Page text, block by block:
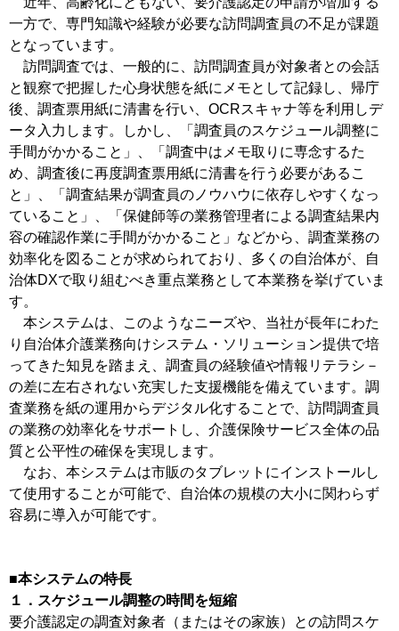
一方で、専門知識や経験が必要な訪問調査員の不足が課題
となっています。
訪問調査では、一般的に、訪問調査員が対象者との会話
と観察で把握した心身状態を紙にメモとして記録し、帰庁
後、調査票用紙に清書を行い、OCRスキャナ等を利用しデ
ータ入力します。しかし、「調査員のスケジュール調整に
手間がかかること」、「調査中はメモ取りに専念するた
め、調査後に再度調査票用紙に清書を行う必要があるこ
と」、「調査結果が調査員のノウハウに依存しやすくなっ
ていること」、「保健師等の業務管理者による調査結果内
容の確認作業に手間がかかること」などから、調査業務の
効率化を図ることが求められており、多くの自治体が、自
治体DXで取り組むべき重点業務として本業務を挙げていま
す。
本システムは、このようなニーズや、当社が長年にわた
り自治体介護業務向けシステム・ソリューション提供で培
ってきた知見を踏まえ、調査員の経験値や情報リテラシ－
の差に左右されない充実した支援機能を備えています。調
査業務を紙の運用からデジタル化することで、訪問調査員
の業務の効率化をサポートし、介護保険サービス全体の品
質と公平性の確保を実現します。
なお、本システムは市販のタブレットにインストールし
て使用することが可能で、自治体の規模の大小に関わらず
容易に導入が可能です。
■本システムの特長
１．スケジュール調整の時間を短縮
要介護認定の調査対象者（またはその家族）との訪問スケ